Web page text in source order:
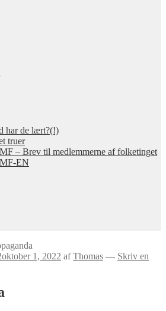
har de lært?(!)
truer
– Brev til medlemmerne af folketinget
EN
oktober 1, 2022 afThomas — Skriv en